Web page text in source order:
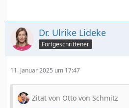
Dr. Ulrike Lideke
Fortgeschrittener
11. Januar 2025 um 17:47
Zitat von Otto von Schmitz